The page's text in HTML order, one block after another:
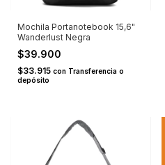
Mochila Portanotebook 15,6"
Wanderlust Negra
$39.900
$33.915 con Transferencia o
depósito